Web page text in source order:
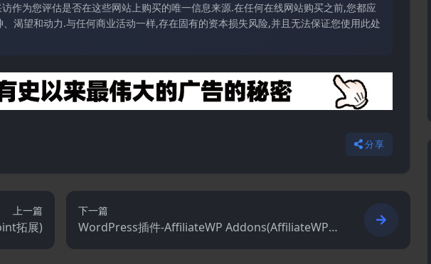
作为您评估是否在这些网站上购买的唯一信息来源.在任何在线网站购买之前,您都应
渴望和动力.与任何商业活动一样,存在固有的资本损失风险,并且无法保证您使用此处
分享
上一篇
拓展)
下一篇
WordPress插件-AffiliateWP Addons(AffiliateWP拓
展)